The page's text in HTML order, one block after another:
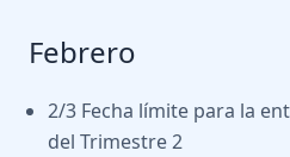
Febrero
2/3 Fecha límite para la
del Trimestre 2